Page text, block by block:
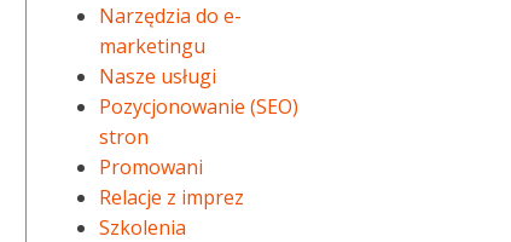
Narzędzia do e-
marketingu
Nasze usługi
Pozycjonowanie (SEO)
stron
Promowani
Relacje z imprez
Szkolenia